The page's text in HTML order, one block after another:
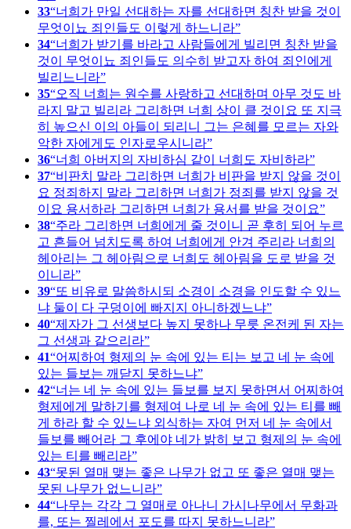
33 너희가 만일 선대하는 자를 선대하면 칭찬 받을 것이
무엇이뇨 죄인들도 이렇게 하느니라
34 너희가 받기를 바라고 사람들에게 빌리면 칭찬 받을
것이 무엇이뇨 죄인들도 의수히 받고자 하여 죄인에게
빌리느니라
35 오직 너희는 원수를 사랑하고 선대하며 아무 것도 바
라지 말고 빌리라 그리하면 너희 상이 클 것이요 또 지극
히 높으신 이의 아들이 되리니 그는 은혜를 모르는 자와
악한 자에게도 인자로우시니라
36 너희 아버지의 자비하심 같이 너희도 자비하라
37 비판치 말라 그리하면 너희가 비판을 받지 않을 것이
요 정죄하지 말라 그리하면 너희가 정죄를 받지 않을 것
이요 용서하라 그리하면 너희가 용서를 받을 것이요
38 주라 그리하면 너희에게 줄 것이니 곧 후히 되어 누르
고 흔들어 넘치도록 하여 너희에게 안겨 주리라 너희의
헤아리는 그 헤아림으로 너희도 헤아림을 도로 받을 것
이니라
39 또 비유로 말씀하시되 소경이 소경을 인도할 수 있느
냐 둘이 다 구덩이에 빠지지 아니하겠느냐
40 제자가 그 선생보다 높지 못하나 무릇 온전케 된 자는
그 선생과 같으리라
41 어찌하여 형제의 눈 속에 있는 티는 보고 네 눈 속에
있는 들보는 깨닫지 못하느냐
42 너는 네 눈 속에 있는 들보를 보지 못하면서 어찌하여
형제에게 말하기를 형제여 나로 네 눈 속에 있는 티를 빼
게 하라 할 수 있느냐 외식하는 자여 먼저 네 눈 속에서
들보를 빼어라 그 후에야 네가 밝히 보고 형제의 눈 속에
있는 티를 빼리라
43 못된 열매 맺는 좋은 나무가 없고 또 좋은 열매 맺는
못된 나무가 없느니라
44 나무는 각각 그 열매로 아나니 가시나무에서 무화과
를, 또는 찔레에서 포도를 따지 못하느니라